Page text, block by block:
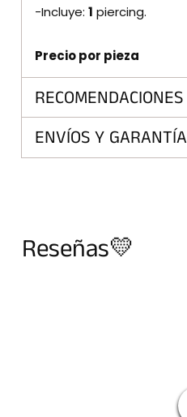
-Incluye: 1 piercing.
Precio por pieza
RECOMENDACIONES
ENVÍOS Y GARANTÍA
Reseñas💛